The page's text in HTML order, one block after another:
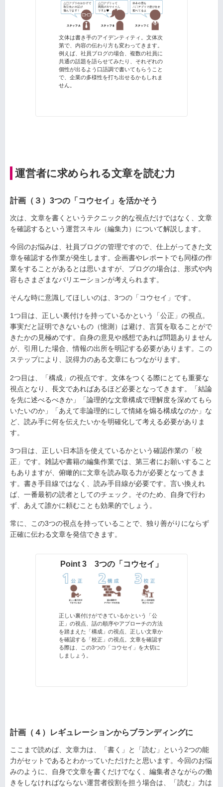
文体は書き手のアイデンティティ。文体次
第で、内容の伝わり方も変わってきます。
例えば、社員ブログの場合、複数の社員に
共通の話題を語らせてみたり、それぞれの
個性が出るよう口語調で書いてもらうこと
で、企業の多様性を打ち出せるかもしれま
せん。
運営者に求められる文章を読む力
計画（３）3つの「コウセイ」を活かそう
次は、文章を書くというテクニック的な視点だけではなく、文章
を確認するという運営スキル（編集力）について解説します。
今回のお悩みは、社員ブログの管理ですので、仕上がってきた文
章を確認する作業が発生します。企画書やレポートでも同様の作
業をすることがあるとは思いますが、ブログの場合は、形式や内
容もさまざまなバリエーションが考えられます。
そんな時に意識してほしいのは、3つの「コウセイ」です。
1つ目は、正しい裏付けを持っているかという「公正」の視点。
事実だと証明できないもの（憶測）は避け、言質を取ることがで
きたかの見極めです。自身の意見や感想であれば問題ありません
が、引用した場合、情報の出所を明記する必要があります。この
ステップにより、説得力のある文章にもつながります。
2つ目は、「構成」の視点です。文体をつくる際にとても重要な
視点となり、長文であればあるほど必要となってきます。「結論
を先に述べるべきか」「論理的な文章構成で理解度を深めてもら
いたいのか」「あえて非論理的にして情緒を煽る構成なのか」な
ど、読み手に何を伝えたいかを明確化して考える必要がありま
す。
3つ目は、正しい日本語を使えているかという確認作業の「校
正」です。雑誌や書籍の編集作業では、第三者にお願いすること
もありますが、俯瞰的に文章を読み取る力が必要となってきま
す。書き手目線ではなく、読み手目線が必要です。言い換えれ
ば、一番最初の読者としてのチェック。そのため、自身で行わ
ず、あえて誰かに頼むことも効果的でしょう。
常に、この3つの視点を持っていることで、独り善がりにならず
正確に伝わる文章を発信できます。
Point 3 3つの「コウセイ」
正しい裏付けができているかという「公
正」の視点、話の順序やアプローチの方法
を踏まえた「構成」の視点、正しい文章か
を確認する「校正」の視点。文章を確認す
る際は、この3つの「コウセイ」を大切に
しましょう。
計画（４）レギュレーションからブランディングに
ここまで読めば、文章力は、「書く」と「読む」という2つの能
力がセットであるとわかっていただけたと思います。今回のお悩
みのように、自身で文章を書くだけでなく、編集者さながらの働
きをしなければならない運営者役割を担う場合は、「読む」力は